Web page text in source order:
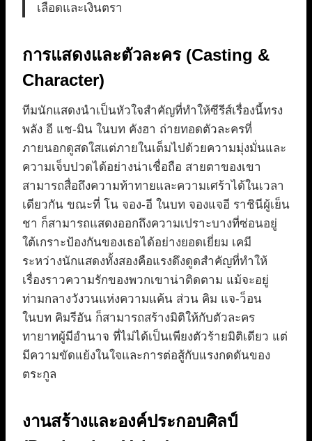
เลือดและเงินตรา
การแสดงและตัวละคร (Casting &
Character)
ทีมนักแสดงนำเป็นหัวใจสำคัญที่ทำให้ซีรีส์เรื่องนี้ทรง
พลัง อี แช-มิน ในบท คังฮา ถ่ายทอดตัวละครที่
ภายนอกดูสดใสแต่ภายในเต็มไปด้วยความมุ่งมั่นและ
ความเจ็บปวดได้อย่างน่าเชื่อถือ สายตาของเขา
สามารถสื่อถึงความท้าทายและความเศร้าได้ในเวลา
เดียวกัน ขณะที่ โน จอง-อี ในบท จองแจอี ราชินีผู้เย็น
ชา ก็สามารถแสดงออกถึงความเปราะบางที่ซ่อนอยู่
ใต้เกราะป้องกันของเธอได้อย่างยอดเยี่ยม เคมี
ระหว่างนักแสดงทั้งสองคือแรงดึงดูดสำคัญที่ทำให้
เรื่องราวความรักของพวกเขาน่าติดตาม แม้จะอยู่
ท่ามกลางวังวนแห่งความแค้น ส่วน คิม แจ-ว็อน
ในบท คิมรีอัน ก็สามารถสร้างมิติให้กับตัวละคร
ทายาทผู้มีอำนาจ ที่ไม่ได้เป็นเพียงตัวร้ายมิติเดียว แต่
มีความขัดแย้งในใจและการต่อสู้กับแรงกดดันของ
ตระกูล
งานสร้างและองค์ประกอบศิลป์